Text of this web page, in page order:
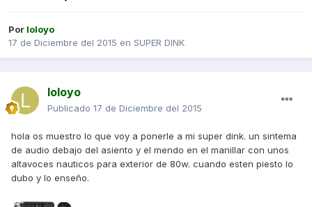
Por loloyo
17 de Diciembre del 2015 en SUPER DINK
loloyo
Publicado 17 de Diciembre del 2015
hola os muestro lo que voy a ponerle a mi super dink. un sintema
de audio debajo del asiento y el mendo en el manillar con unos
altavoces nauticos para exterior de 80w. cuando esten piesto lo
dubo y lo enseño.